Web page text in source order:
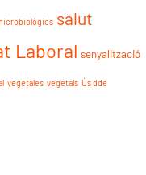
salut
Laboral senyalització
vegetales vegetals Ús d'de